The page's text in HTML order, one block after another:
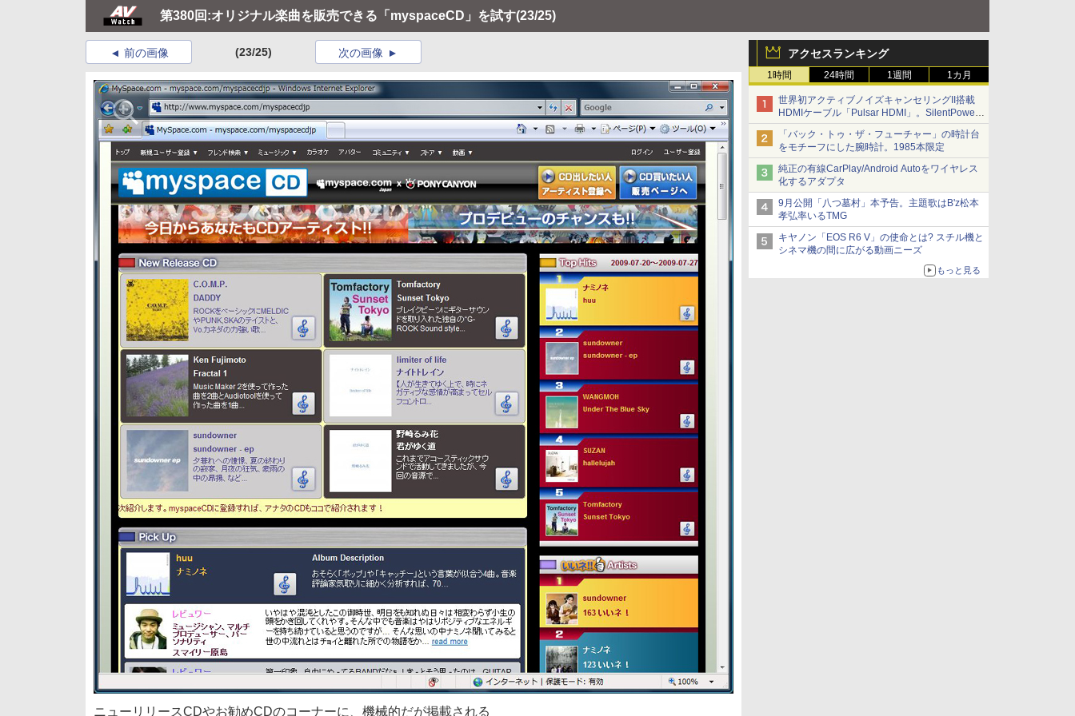
第380回:オリジナル楽曲を販売できる「myspaceCD」を試す(23/25)
アクセスランキング
1時間 24時間 1週間 1カ月
世界初アクティブノイズキャンセリングII搭載
HDMIケーブル「Pulsar HDMI」。SilentPower
から
「バック・トゥ・ザ・フューチャー」の時計台
をモチーフにした腕時計。1985本限定
純正の有線CarPlay/Android Autoをワイヤレス
化するアダプタ
9月公開「八つ墓村」本予告。主題歌はB'z松本
孝弘率いるTMG
キヤノン「EOS R6 V」の使命とは? スチル機と
シネマ機の間に広がる動画ニーズ
もっと見る
前の画像 (23/25) 次の画像
ニューリリースCDやお勧めCDのコーナーに、機械的だが掲載される